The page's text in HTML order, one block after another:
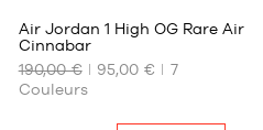
NOS
TAILLES
DISPONIBLES
Air Jordan 1 High OG Rare Air
Cinnabar
190,00 €
95,00 €
7
Couleurs